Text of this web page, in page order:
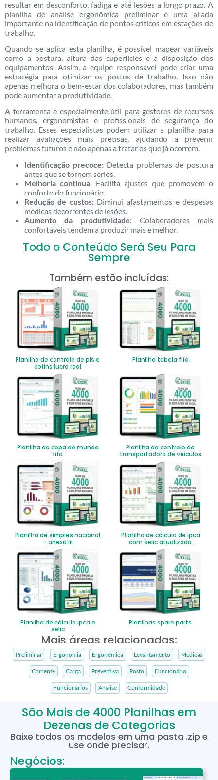
resultar em desconforto, fadiga e até lesões a longo prazo. A
planilha de análise ergonômica preliminar é uma aliada
importante na identificação de pontos críticos em estações de
trabalho.
Quando se aplica esta planilha, é possível mapear variáveis
como a postura, altura das superfícies e a disposição dos
equipamentos. Assim, a equipe responsável pode criar uma
estratégia para otimizar os postos de trabalho. Isso não
apenas melhora o bem-estar dos colaboradores, mas também
pode aumentar a produtividade.
A ferramenta é especialmente útil para gestores de recursos
humanos, ergonomistas e profissionais de segurança do
trabalho. Esses especialistas podem utilizar a planilha para
realizar avaliações mais precisas, ajudando a prevenir
problemas futuros e não apenas a tratar os que já ocorrem.
Identificação precoce:Detecta problemas de postura
antes que se tornem sérios.
Melhoria contínua: Facilita ajustes que promovem o
conforto do funcionário.
Redução de custos:Diminui afastamentos e despesas
médicas decorrentes de lesões.
Aumento da produtividade:Colaboradores mais
confortáveis tendem a produzir mais e melhor.
Todo o Conteúdo Será Seu Para
Sempre
Também estão incluídas:
Planilha de controle de pis e
cofins lucro real
Planilha tabela fifa
Planilha da copa do mundo
fifa
Planilha de controle de
transportadora de veículos
Planilha de simples nacional
– anexo iii
Planilha de cálculo de ipca
com selic atualizada
Planilha de cálculo ipca e
selic
Planilhas spare parts
Mais áreas relacionadas:
Preliminar Ergonomia Ergonômica Levantamento Médicas
Corrente Carga Preventiva Posto Funcionário
Funcionários Analise Conformidade
São Mais de 4000 Planilhas em
Dezenas de Categorias
Baixe todos os modelos em uma pasta .zip e
use onde precisar.
Negócios: